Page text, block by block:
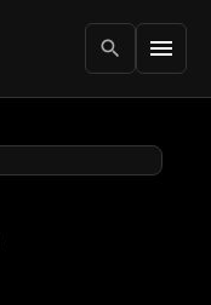
search menu